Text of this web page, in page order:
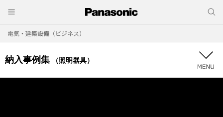
電気・建築設備（ビジネス）
納入事例集 （照明器具）